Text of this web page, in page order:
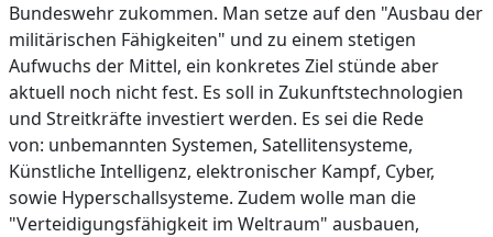
Bundeswehr zukommen. Man setze auf den "Ausbau der
militärischen Fähigkeiten" und zu einem stetigen
Aufwuchs der Mittel, ein konkretes Ziel stünde aber
aktuell noch nicht fest. Es soll in Zukunftstechnologien
und Streitkräfte investiert werden. Es sei die Rede
von: unbemannten Systemen, Satellitensysteme,
Künstliche Intelligenz, elektronischer Kampf, Cyber,
sowie Hyperschallsysteme. Zudem wolle man die
"Verteidigungsfähigkeit im Weltraum" ausbauen,